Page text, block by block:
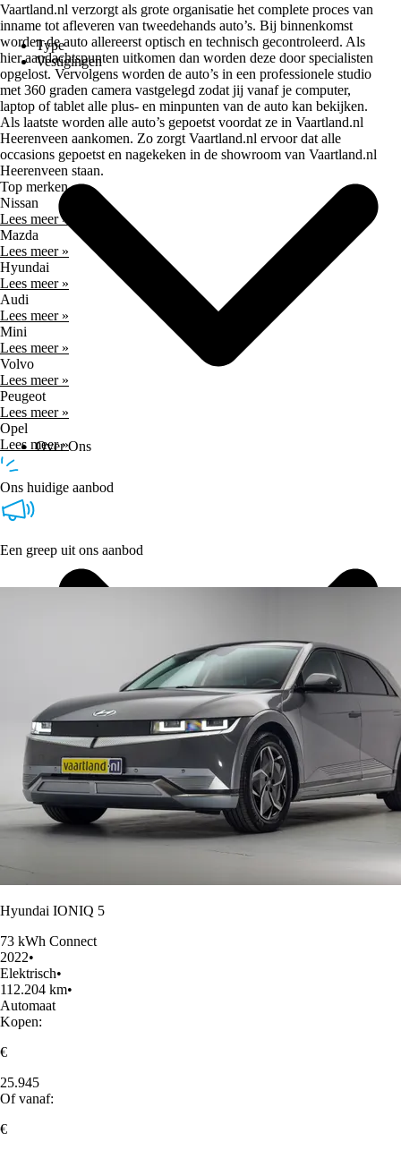
Type
Vestigingen
Over Ons
Vaartland.nl verzorgt als grote organisatie het complete proces van
inname tot afleveren van tweedehands auto’s. Bij binnenkomst
worden de auto allereerst optisch en technisch gecontroleerd. Als
hier aandachtspunten uitkomen dan worden deze door specialisten
opgelost. Vervolgens worden de auto’s in een professionele studio
met 360 graden camera vastgelegd zodat jij vanaf je computer,
laptop of tablet alle plus- en minpunten van de auto kan bekijken.
Als laatste worden alle auto’s gepoetst voordat ze in Vaartland.nl
Heerenveen aankomen. Zo zorgt Vaartland.nl ervoor dat alle
occasions gepoetst en nagekeken in de showroom van Vaartland.nl
Heerenveen staan.
Top merken
Nissan
Lees meer »
Mazda
Lees meer »
Hyundai
Lees meer »
Audi
Lees meer »
Mini
Lees meer »
Volvo
Lees meer »
Peugeot
Lees meer »
Opel
Lees meer »
Ons huidige aanbod
Een greep uit ons aanbod
Hyundai IONIQ 5
73 kWh Connect
2022•
Elektrisch•
112.204 km•
Automaat
Kopen:
€
25.945
Of vanaf:
€